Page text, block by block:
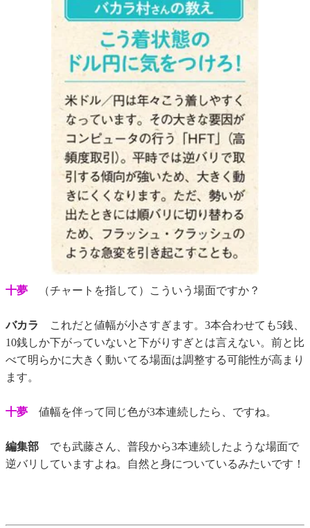
十夢 （チャートを指して）こういう場面ですか？
バカラ
これだと値幅が小さすぎます。3本合わせても5銭、
10銭しか下がっていないと下がりすぎとは言えない。前と比
べて明らかに大きく動いてる場面は調整する可能性が高まり
ます。
十夢 値幅を伴って同じ色が3本連続したら、ですね。
編集部 でも武藤さん、普段から3本連続したような場面で
逆バリしていますよね。自然と身についているみたいです！